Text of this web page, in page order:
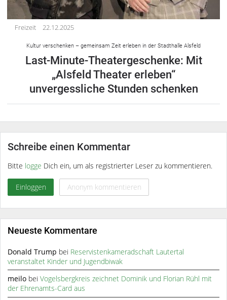
Freizeit 22.12.2025
Kultur verschenken – gemeinsam Zeit erleben in der Stadthalle Alsfeld
Last-Minute-Theatergeschenke: Mit
„Alsfeld Theater erleben“
unvergessliche Stunden schenken
Schreibe einen Kommentar
Bitte logge Dich ein, um als registrierter Leser zu kommentieren.
Einloggen Anonym kommentieren
Neueste Kommentare
Donald Trump bei Reservistenkameradschaft Lautertal
veranstaltet Kinder und Jugendbiwak
meilo beiVogelsbergkreis zeichnet Dominik und Florian Rühl mit
der Ehrenamts-Card aus